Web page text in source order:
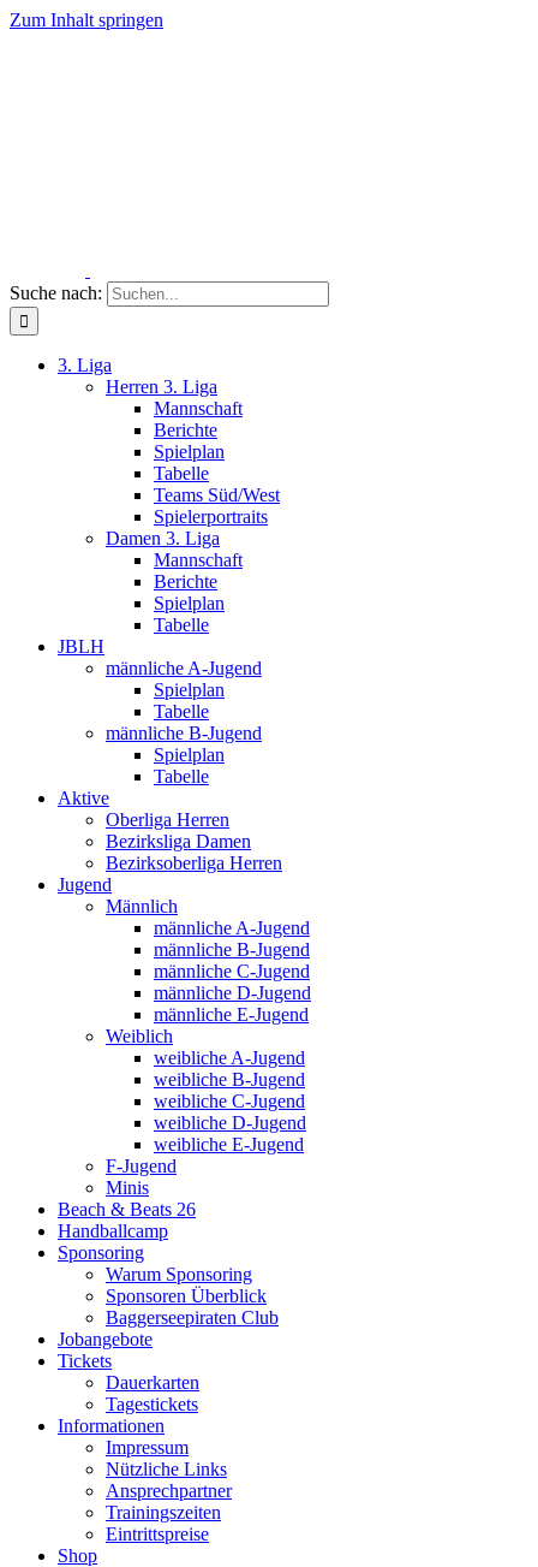
Zum Inhalt springen
Suche nach:
3. Liga
Herren 3. Liga
Mannschaft
Berichte
Spielplan
Tabelle
Teams Süd/West
Spielerportraits
Damen 3. Liga
Mannschaft
Berichte
Spielplan
Tabelle
JBLH
männliche A-Jugend
Spielplan
Tabelle
männliche B-Jugend
Spielplan
Tabelle
Aktive
Oberliga Herren
Bezirksliga Damen
Bezirksoberliga Herren
Jugend
Männlich
männliche A-Jugend
männliche B-Jugend
männliche C-Jugend
männliche D-Jugend
männliche E-Jugend
Weiblich
weibliche A-Jugend
weibliche B-Jugend
weibliche C-Jugend
weibliche D-Jugend
weibliche E-Jugend
F-Jugend
Minis
Beach & Beats 26
Handballcamp
Sponsoring
Warum Sponsoring
Sponsoren Überblick
Baggerseepiraten Club
Jobangebote
Tickets
Dauerkarten
Tagestickets
Informationen
Impressum
Nützliche Links
Ansprechpartner
Trainingszeiten
Eintrittspreise
Shop